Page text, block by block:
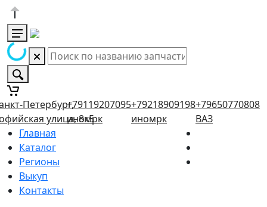
Петербург,
улица, 8к5
+79119207095
иномрк
+79218909198
иномрк
+79650770808
ВАЗ
Главная
Каталог
Регионы
Выкуп
Контакты